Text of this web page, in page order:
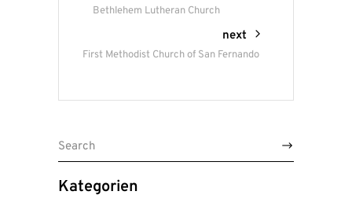
Bethlehem Lutheran Church
next
First Methodist Church of San Fernando
Search
Kategorien